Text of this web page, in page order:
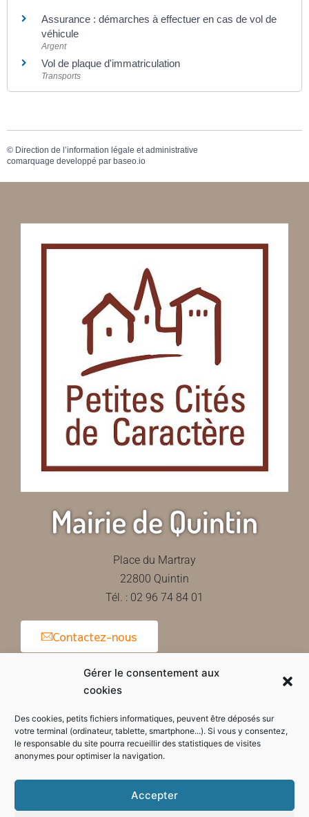
Gérer le consentement aux
cookies
Des cookies, petits fichiers informatiques, peuvent être déposés sur
votre terminal (ordinateur, tablette, smartphone...). Si vous y consentez,
le responsable du site pourra recueillir des statistiques de visites
anonymes pour optimiser la navigation.
Accepter
Assurance : démarches à effectuer en cas de vol de
véhicule
Argent
Vol de plaque d'immatriculation
Transports
© Direction de l’information légale et administrative
comarquage developpé par baseo.io
Mairie de Quintin
Place du Martray
22800 Quintin
Tél. : 02 96 74 84 01
Contactez-nous
Horaires d'ouverture de la mairie